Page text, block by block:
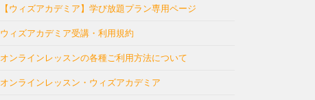
【ウィズアカデミア】学び放題プラン専用ページ
ウィズアカデミア受講・利用規約
オンラインレッスンの各種ご利用方法について
オンラインレッスン・ウィズアカデミア